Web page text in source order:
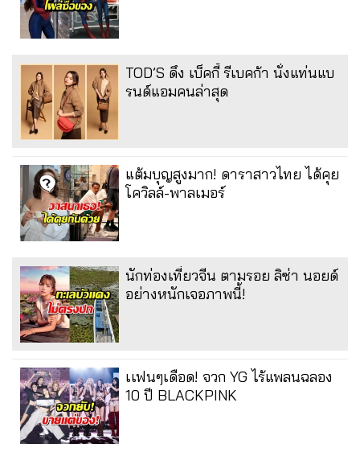
TOD’S ดึง เบ็คกี้ รีเบคก้า นั่งแท่นแบ
รนด์แอมคนล่าสุด
แต้มบุญสูงมาก! ดาราสาวไทย ได้คุย
โควิลล์-พาลเมอร์
นักท่องเที่ยวจีน ตามรอย ลิซ่า นอยด์
อย่างหนักเจอภาพนี้!
เเฟนๆเดือด! จวก YG ไร้แพลนฉลอง
10 ปี BLACKPINK